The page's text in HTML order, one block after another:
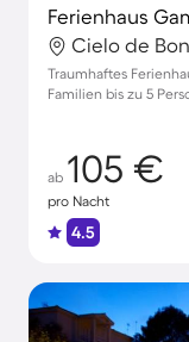
Ferienhaus
Cielo de
Traumhaftes
Familien bis zu 5
ab 105 €
pro Nacht
4.5